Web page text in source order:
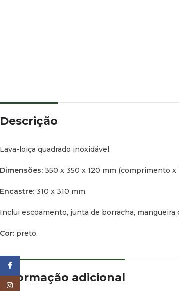
Descrição
Lava-loiça quadrado inoxidável.
Dimensões: 350 x 350 x 120 mm (comprimento x
Encastre: 310 x 310 mm.
Inclui escoamento, junta de borracha,
Cor: preto.
Informação adicional
Instagram